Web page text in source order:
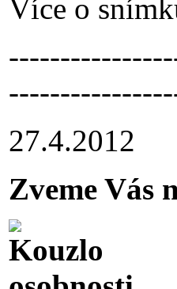
Více o
27.4.2012
Zveme Vás